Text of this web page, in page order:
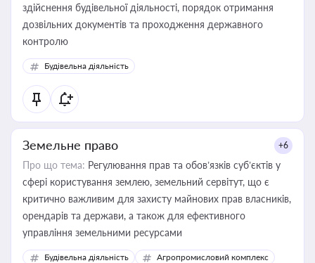
здійснення будівельної діяльності, порядок отримання
дозвільних документів та проходження державного
контролю
Будівельна діяльність
Земельне право +6
Про що тема: Регулювання прав та обов’язків суб’єктів у
сфері користування землею, земельний сервітут, що є
критично важливим для захисту майнових прав власників,
орендарів та держави, а також для ефективного
управління земельними ресурсами
Будівельна діяльність Агропромисловий комплекс